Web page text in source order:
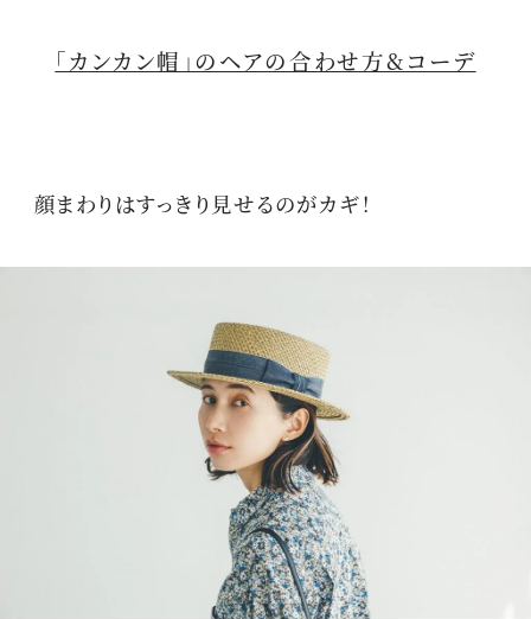
「カンカン帽」のヘアの合わせ方&コーデ
顔まわりはすっきり見せるのがカギ！